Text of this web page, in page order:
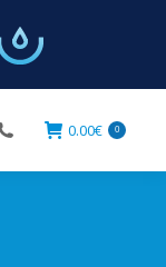
0.00€ 0